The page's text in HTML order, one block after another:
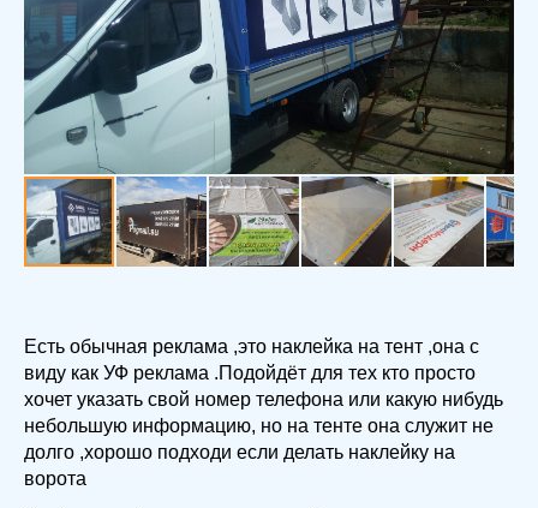
Есть обычная реклама ,это наклейка на тент ,она с
виду как УФ реклама .Подойдёт для тех кто просто
хочет указать свой номер телефона или какую нибудь
небольшую информацию, но на тенте она служит не
долго ,хорошо подходи если делать наклейку на
ворота